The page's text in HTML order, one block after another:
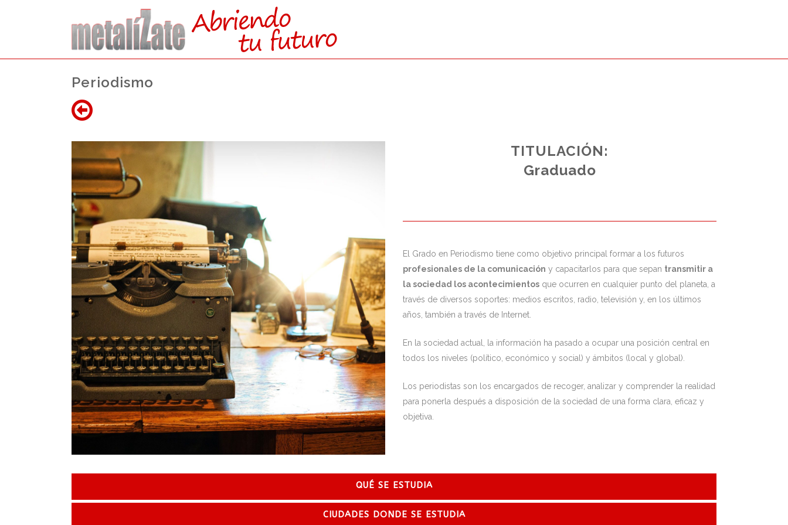
Periodismo
ACCEDE
DESDE FP (GRADO SUPERIOR)
Actualmente no existe cupo de plazas reservadas para esta vía de
se accede por el cupo general junto a los de Bachillerato.
TITULACIÓN:
Graduado
El Grado en Periodismo tiene como objetivo principal formar a los futuros
profesionales de la comunicación y capacitarlos para que sepan transmitir a
la sociedad los acontecimientos que ocurren en cualquier punto del planeta, a
través de diversos soportes: medios escritos, radio, televisión y, en los últimos
años, también a través de Internet.
En la sociedad actual, la información ha pasado a ocupar una posición central en
todos los niveles (político, económico y social) y ámbitos (local y global).
Los periodistas son los encargados de recoger, analizar y comprender la realidad
para ponerla después a disposición de la sociedad de una forma clara, eficaz y
objetiva.
QUÉ SE ESTUDIA
CIUDADES DONDE SE ESTUDIA